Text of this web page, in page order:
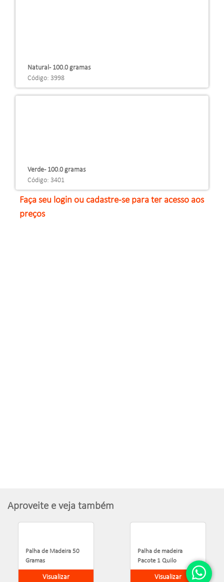
Natural - 100.0 gramas
Código: 3998
Verde - 100.0 gramas
Código: 3401
Faça seu login ou cadastre-se para ter acesso aos
preços
Aproveite e veja também
Palha de Madeira 50
Gramas
Visualizar
Palha de madeira
Pacote 1 Quilo
Visualizar